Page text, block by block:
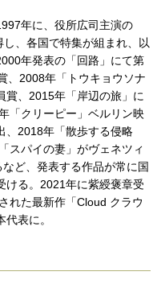
年に、役所広司主演の
し、各国で特集が組まれ、以
年発表の「回路」にて第
、2008年「トウキョウソナ
賞、2015年「岸辺の旅」に
「クリーピー」ベルリン映
、2018年「散歩する侵略
スパイの妻」がヴェネツィ
ど、発表する作品が常に国
ける。2021年に紫綬褒章受
れた最新作「Cloud クラウ
表に。